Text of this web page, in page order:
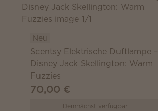
Neu
Scentsy Elektrische Duftlampe –
Disney Jack Skellington: Warm
Fuzzies
70,00 €
Demnächst verfügbar